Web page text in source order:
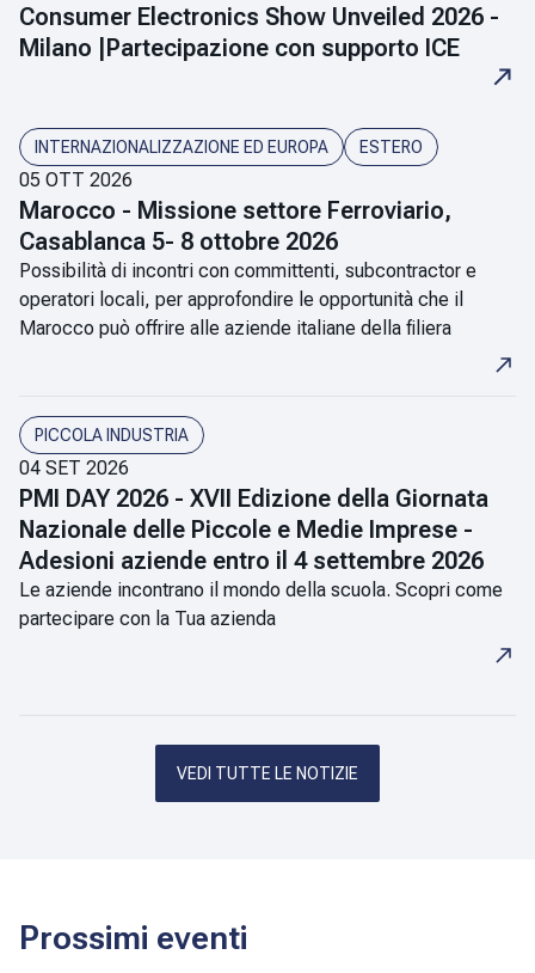
Consumer Electronics Show Unveiled 2026 -
Milano |Partecipazione con supporto ICE
INTERNAZIONALIZZAZIONE ED EUROPA ESTERO
05 OTT 2026
Marocco - Missione settore Ferroviario,
Casablanca 5- 8 ottobre 2026
Possibilità di incontri con committenti, subcontractor e
operatori locali, per approfondire le opportunità che il
Marocco può offrire alle aziende italiane della filiera
PICCOLA INDUSTRIA
04 SET 2026
PMI DAY 2026 - XVII Edizione della Giornata
Nazionale delle Piccole e Medie Imprese -
Adesioni aziende entro il 4 settembre 2026
Le aziende incontrano il mondo della scuola. Scopri come
partecipare con la Tua azienda
VEDI TUTTE LE NOTIZIE
Prossimi eventi